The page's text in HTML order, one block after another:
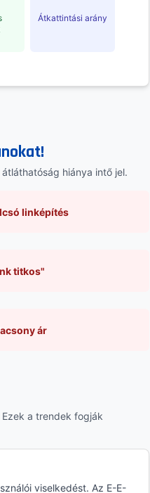
Átkattintási arány
hiánya intő jel.
linképítés
titkos"
ár
a trendek fogják
viselkedést. Az E-E-